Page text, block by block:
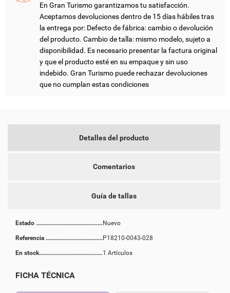
En Gran Turismo garantizamos tu satisfacción.
Aceptamos devoluciones dentro de 15 días hábiles tras
la entrega por: Defecto de fábrica: cambio o devolución
del producto. Cambio de talla: mismo modelo, sujeto a
disponibilidad. Es necesario presentar la factura original
y que el producto esté en su empaque y sin uso
indebido. Gran Turismo puede rechazar devoluciones
que no cumplan estas condiciones
Detalles del producto
Comentarios
Guía de tallas
Estado Nuevo
Referencia P18210-0043-028
En stock 1 Artículos
FICHA TÉCNICA
CANCELAR CREAR LISTA DE DESEOS
CANCELAR INICIAR SESIÓN